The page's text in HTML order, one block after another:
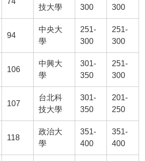
技大學
300
300
94
中央大
學
251-
300
251-
300
106
中興大
學
301-
350
251-
300
107
台北科
技大學
301-
350
201-
250
118
政治大
學
351-
400
351-
400